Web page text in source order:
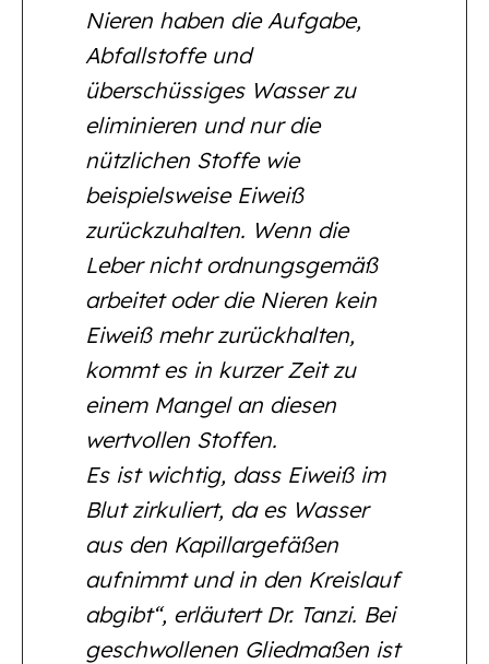
Nieren haben die Aufgabe,
Abfallstoffe und
überschüssiges Wasser zu
eliminieren und nur die
nützlichen Stoffe wie
beispielsweise Eiweiß
zurückzuhalten. Wenn die
Leber nicht ordnungsgemäß
arbeitet oder die Nieren kein
Eiweiß mehr zurückhalten,
kommt es in kurzer Zeit zu
einem Mangel an diesen
wertvollen Stoffen.
Es ist wichtig, dass Eiweiß im
Blut zirkuliert, da es Wasser
aus den Kapillargefäßen
aufnimmt und in den Kreislauf
abgibt“, erläutert Dr. Tanzi. Bei
geschwollenen Gliedmaßen ist